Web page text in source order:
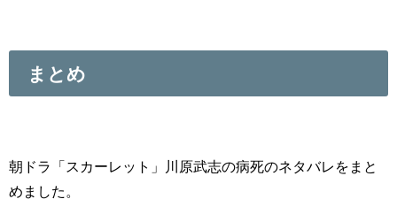
まとめ
朝ドラ「スカーレット」川原武志の病死のネタバレをまと
めました。